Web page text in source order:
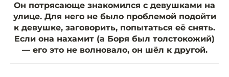
Он потрясающе знакомился с девушками на
улице. Для него не было проблемой подойти
к девушке, заговорить, попытаться её снять.
Если она нахамит (а Боря был толстокожий)
— его это не волновало, он шёл к другой.